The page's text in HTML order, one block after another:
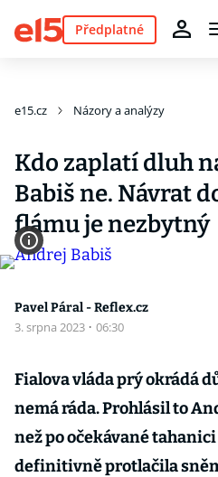
Předplatné
e15.cz Názory a analýzy
Kdo zaplatí dluh
Babiš ne. Návrat
flámu je nezbytný
Pavel Páral - Reflex.cz
3. srpna 2023 · 06:30
Fialova vláda prý okrádá
nemá ráda. Prohlásil to
než po očekávané
definitivně protlačila